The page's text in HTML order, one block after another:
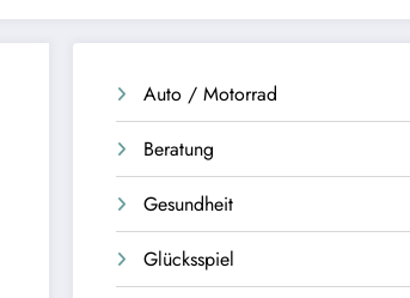
Auto / Motorrad
Beratung
Gesundheit
Glücksspiel